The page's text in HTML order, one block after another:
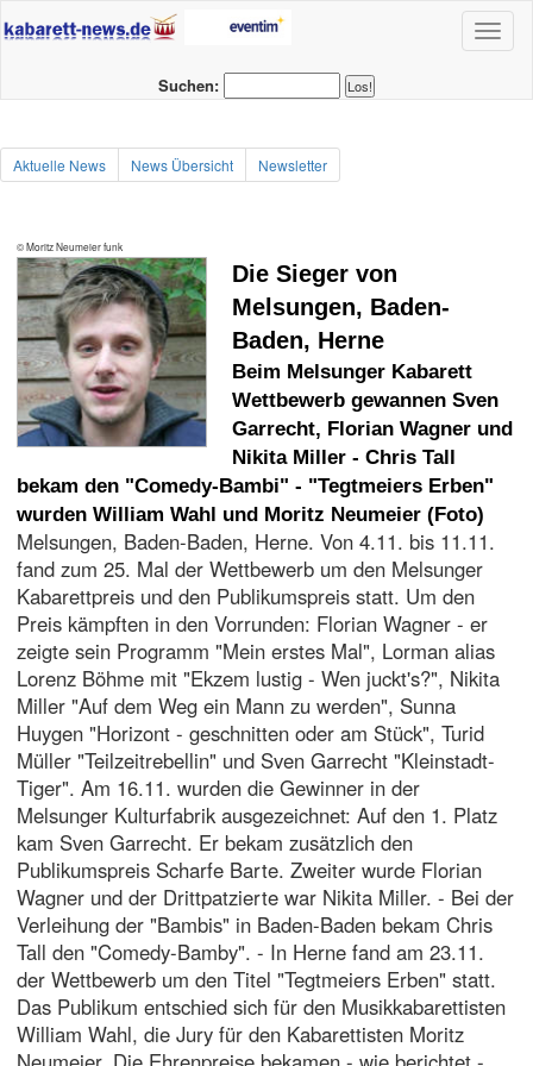
Suchen:
Aktuelle News News Übersicht Newsletter
© Moritz Neumeier funk
Die Sieger von
Melsungen, Baden-
Baden, Herne
Beim Melsunger Kabarett
Wettbewerb gewannen Sven
Garrecht, Florian Wagner und
Nikita Miller - Chris Tall
bekam den "Comedy-Bambi" - "Tegtmeiers Erben"
wurden William Wahl und Moritz Neumeier (Foto)
Melsungen, Baden-Baden, Herne. Von 4.11. bis 11.11.
fand zum 25. Mal der Wettbewerb um den Melsunger
Kabarettpreis und den Publikumspreis statt. Um den
Preis kämpften in den Vorrunden: Florian Wagner - er
zeigte sein Programm "Mein erstes Mal", Lorman alias
Lorenz Böhme mit "Ekzem lustig - Wen juckt's?", Nikita
Miller "Auf dem Weg ein Mann zu werden", Sunna
Huygen "Horizont - geschnitten oder am Stück", Turid
Müller "Teilzeitrebellin" und Sven Garrecht "Kleinstadt-
Tiger". Am 16.11. wurden die Gewinner in der
Melsunger Kulturfabrik ausgezeichnet: Auf den 1. Platz
kam Sven Garrecht. Er bekam zusätzlich den
Publikumspreis Scharfe Barte. Zweiter wurde Florian
Wagner und der Drittpatzierte war Nikita Miller. - Bei der
Verleihung der "Bambis" in Baden-Baden bekam Chris
Tall den "Comedy-Bamby". - In Herne fand am 23.11.
der Wettbewerb um den Titel "Tegtmeiers Erben" statt.
Das Publikum entschied sich für den Musikkabarettisten
William Wahl, die Jury für den Kabarettisten Moritz